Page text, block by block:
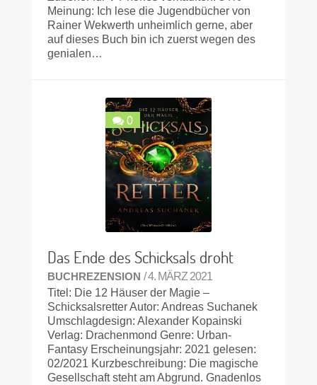
Meinung: Ich lese die Jugendbücher von
Rainer Wekwerth unheimlich gerne, aber
auf dieses Buch bin ich zuerst wegen des
genialen…
0
Das Ende des Schicksals droht
BUCHREZENSION / 4. MÄRZ 2021
Titel: Die 12 Häuser der Magie –
Schicksalsretter Autor: Andreas Suchanek
Umschlagdesign: Alexander Kopainski
Verlag: Drachenmond Genre: Urban-
Fantasy Erscheinungsjahr: 2021 gelesen:
02/2021 Kurzbeschreibung: Die magische
Gesellschaft steht am Abgrund. Gnadenlos